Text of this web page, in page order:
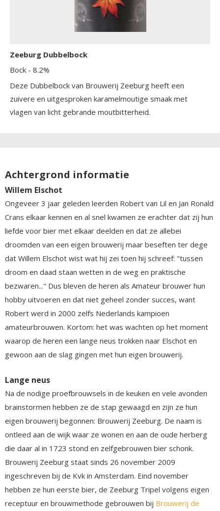
Zeeburg Dubbelbock
Bock - 8.2%
Deze Dubbelbock van Brouwerij Zeeburg heeft een
zuivere en uitgesproken karamelmoutige smaak met
vlagen van licht gebrande moutbitterheid.
Achtergrond informatie
Willem Elschot
Ongeveer 3 jaar geleden leerden Robert van Lil en Jan Ronald
Crans elkaar kennen en al snel kwamen ze erachter dat zij hun
liefde voor bier met elkaar deelden en dat ze allebei
droomden van een eigen brouwerij maar beseften ter dege
dat Willem Elschot wist wat hij zei toen hij schreef: "tussen
droom en daad staan wetten in de weg en praktische
bezwaren..." Dus bleven de heren als Amateur brouwer hun
hobby uitvoeren en dat niet geheel zonder succes, want
Robert werd in 2000 zelfs Nederlands kampioen
amateurbrouwen. Kortom: het was wachten op het moment
waarop de heren een lange neus trokken naar Elschot en
gewoon aan de slag gingen met hun eigen brouwerij.
Lange neus
Na de nodige proefbrouwsels in de keuken en vele avonden
brainstormen hebben ze de stap gewaagd en zijn ze hun
eigen brouwerij begonnen: Brouwerij Zeeburg. De naam is
ontleed aan de wijk waar ze wonen en aan de oude herberg
die daar al in 1723 stond en zelfgebrouwen bier schonk.
Brouwerij Zeeburg staat sinds 26 november 2009
ingeschreven bij de Kvk in Amsterdam. Eind november
hebben ze hun eerste bier, de Zeeburg Tripel volgens eigen
receptuur en brouwmethode gebrouwen bij Brouwerij de